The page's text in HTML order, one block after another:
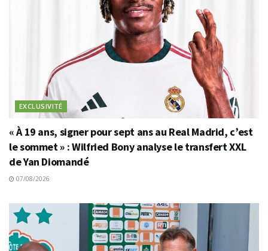
EXCLUSIVITÉ
« À 19 ans, signer pour sept ans au Real Madrid, c’est
le sommet » : Wilfried Bony analyse le transfert XXL
de Yan Diomandé
07/08/2026